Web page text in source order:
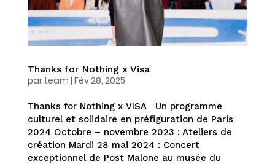
Thanks for Nothing x Visa
par team | Fév 28, 2025
Thanks for Nothing x VISA Un programme
culturel et solidaire en préfiguration de Paris
2024 Octobre – novembre 2023 : Ateliers de
création Mardi 28 mai 2024 : Concert
exceptionnel de Post Malone au musée du